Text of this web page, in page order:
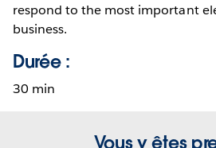
respond to the most important
business.
Durée :
30 min
Vous y êtes